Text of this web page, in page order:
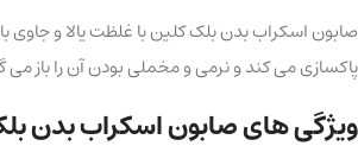
صابون اسکراب بدن بلک کلین با غلظت یالا و جاوی
پاکسازی می کند و نرمی و مخملی بودن آن را باز می
ویژگی های صابون اسکراب بدن